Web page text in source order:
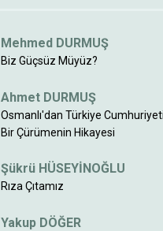
Mehmed DURMUŞ
Biz Güçsüz Müyüz?
Ahmet DURMUŞ
Osmanlı'dan Türkiye
Bir Çürümenin Hikayesi
Şükrü HÜSEYİNOĞLU
Rıza Çıtamız
Yakup DÖĞER